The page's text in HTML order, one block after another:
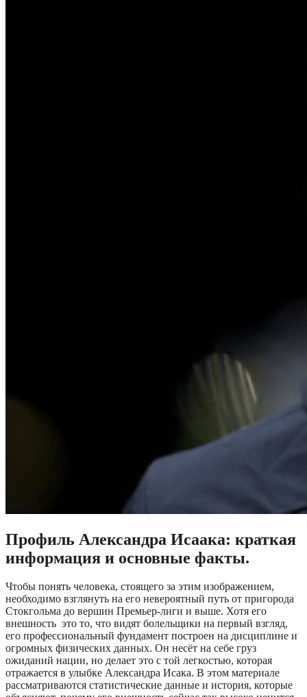
Профиль Александра Исаака: краткая
информация и основные факты.
Чтобы понять человека, стоящего за этим изображением,
необходимо взглянуть на его невероятный путь от пригорода
Стокгольма до вершин Премьер-лиги и выше. Хотя его
внешность это то, что видят болельщики на первый взгляд,
его профессиональный фундамент построен на дисциплине и
огромных физических данных. Он несёт на себе груз
ожиданий нации, но делает это с той легкостью, которая
отражается в улыбке Александра Исака. В этом материале
рассматриваются статистические данные и история, которые